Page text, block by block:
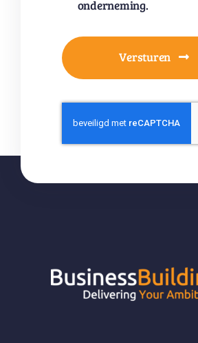
onderneming.
Versturen